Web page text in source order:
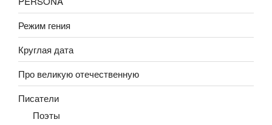
Режим гения
Круглая дата
Про великую отечественную
Писатели
Поэты